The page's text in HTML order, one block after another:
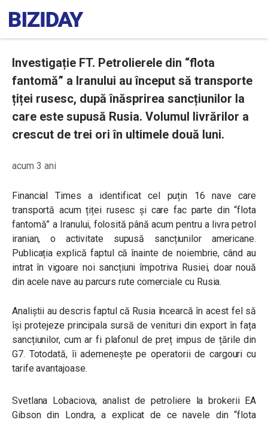
Investigație FT. Petrolierele din “flota
fantomă” a Iranului au început să transporte
țiței rusesc, după înăsprirea sancțiunilor la
care este supusă Rusia. Volumul livrărilor a
crescut de trei ori în ultimele două luni.
acum 3 ani
Financial Times a identificat cel puțin 16 nave care
transportă acum țiței rusesc și care fac parte din “flota
fantomă” a Iranului, folosită până acum pentru a livra petrol
iranian, o activitate supusă sancțiunilor americane.
Publicația explică faptul că înainte de noiembrie, când au
intrat în vigoare noi sancțiuni împotriva Rusiei, doar nouă
din acele nave au parcurs rute comerciale cu Rusia.
Analiștii au descris faptul că Rusia încearcă în acest fel să
îşi protejeze principala sursă de venituri din export în fața
sancțiunilor, cum ar fi plafonul de preț impus de țările din
G7. Totodată, îi ademenește pe operatorii de cargouri cu
tarife avantajoase.
Svetlana Lobaciova, analist de petroliere la brokerii EA
Gibson din Londra, a explicat de ce navele din “flota